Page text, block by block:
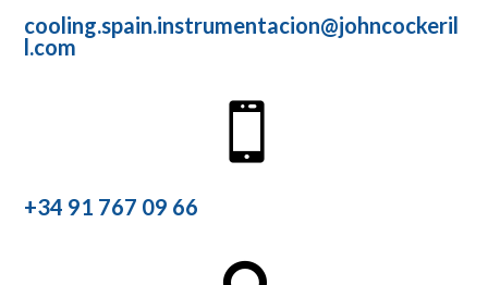
cooling.spain.instrumentacion@johncockeril
l.com

+34 91 767 09 66